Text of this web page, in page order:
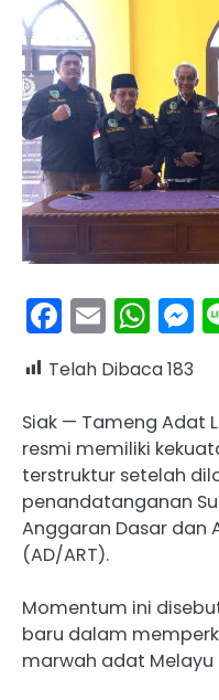
Email
Telah Dibaca183
Siak — Tameng Adat
resmi memiliki
terstruktur setelah
penandatanganan
Anggaran Dasar dan
(AD/ART).
Momentum ini
baru dalam
marwah adat Melayu